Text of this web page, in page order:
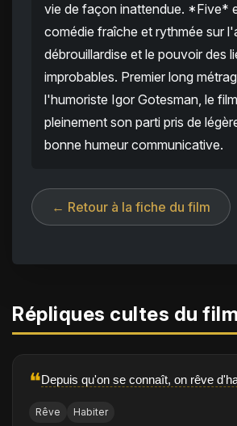
vie de façon inattendue. *Five*
comédie fraîche et rythmée sur
débrouillardise et le pouvoir des
improbables. Premier long
l'humoriste Igor Gotesman, le
pleinement son parti pris de
bonne humeur communicative.
← Retour à la fiche du film
Répliques cultes du film
❝Depuis qu'on se connaît, on rêve
Rêve Habiter